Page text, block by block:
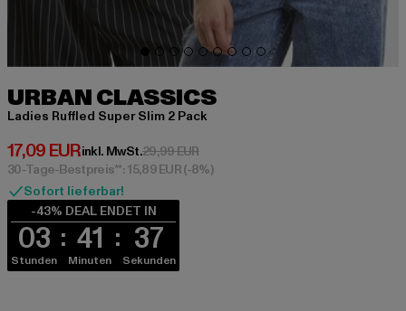
URBAN CLASSICS
Ladies Ruffled Super Slim 2 Pack
17,09 EUR
Derzeitiger Preis: 17,09 EUR
inkl. MwSt.29,99 EURAktionspreis: 29,99 EUR
30-Tage-Bestpreis**: 15,89 EUR(-8%)
Sofort lieferbar!
-43% DEAL ENDET IN
03
Stunden
41
Minuten
37
Sekunden